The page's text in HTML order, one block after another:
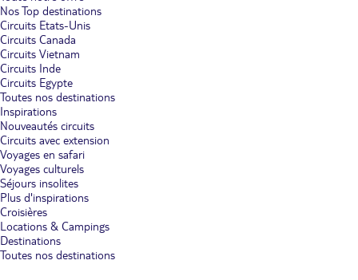
Nos Top destinations
Circuits Etats-Unis
Circuits Canada
Circuits Vietnam
Circuits Inde
Circuits Egypte
Toutes nos destinations
Inspirations
Nouveautés circuits
Circuits avec extension
Voyages en safari
Voyages culturels
Séjours insolites
Plus d'inspirations
Croisières
Locations & Campings
Destinations
Toutes nos destinations